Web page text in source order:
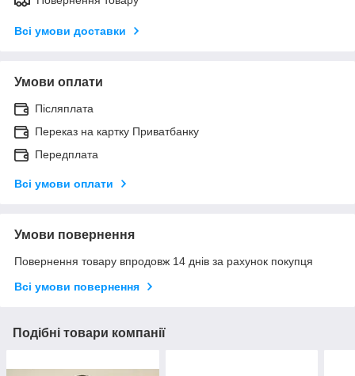
Всі умови доставки
Умови оплати
Післяплата
Переказ на картку Приватбанку
Передплата
Всі умови оплати
Умови повернення
Повернення товару впродовж 14 днів за рахунок покупця
Всі умови повернення
Подібні товари компанії